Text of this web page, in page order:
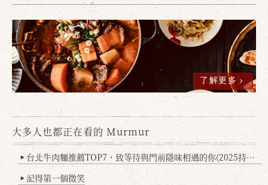
了解更多
大多人也都正在看的 Murmur
▶ 台北牛肉麵推薦TOP7，致等待與門前隱味相遇的你(2025持續更新
▶ 記得第一個微笑
確定 取消